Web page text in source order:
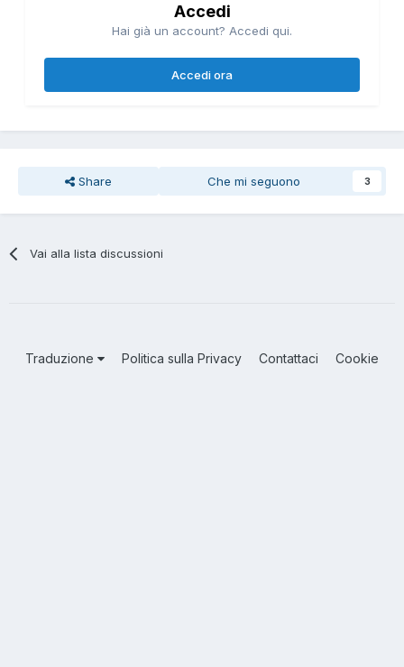
Accedi
Hai già un account? Accedi qui.
Accedi ora
Share Che mi seguono 3
Vai alla lista discussioni
Traduzione Politica sulla Privacy Contattaci Cookie